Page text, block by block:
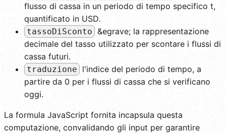
flusso di cassa in un periodo di tempo specifico t,
quantificato in USD.
tassoDiSconto &egrave; la rappresentazione
decimale del tasso utilizzato per scontare i flussi di
cassa futuri.
traduzione
l'indice del periodo di tempo, a
partire da 0 per i flussi di cassa che si verificano
oggi.
La formula JavaScript fornita incapsula questa
computazione, convalidando gli input per garantire